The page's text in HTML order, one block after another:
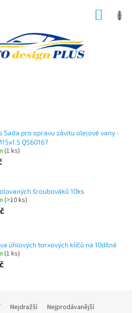
Sada pro opravu závitu olejové vany -
QS60167
(1 ks)
šroubováků 10ks
(>10 ks)
úhlových torxových klíčů na 10dílná
(1 ks)
Nejdražší Nejprodávanější